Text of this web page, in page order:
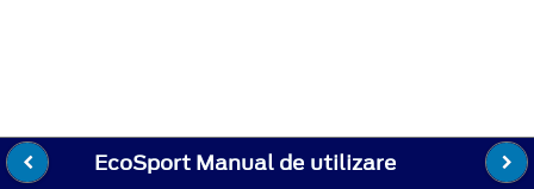
EcoSport Manual de utilizare